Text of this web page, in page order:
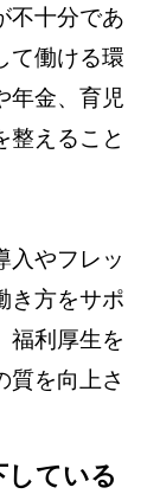
不十分であ
て働ける環
年金、育児
整えること
入やフレッ
き方をサポ
福利厚生を
質を向上さ
ている